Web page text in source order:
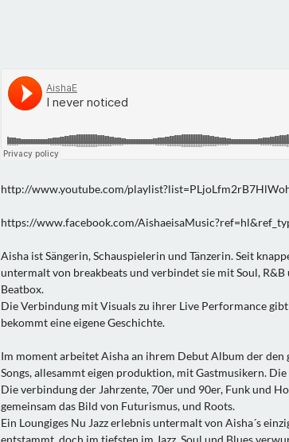
http://www.youtube.com/
https://www.facebook.com/
Aisha ist Sängerin, Schauspielerin und Tänzerin. Seit
untermalt von breakbeats und verbindet sie mit Soul, R&B
Beatbox.
Die Verbindung mit Visuals zu ihrer Live Performance
bekommt eine eigene Geschichte.
Im moment arbeitet Aisha an ihrem Debut Album der
Songs, allesammt eigen produktion, mit Gastmusikern.
Die verbindung der Jahrzente, 70er und 90er, Funk und
gemeinsam das Bild von Futurismus, und Roots.
Ein Loungiges Nu Jazz erlebnis untermalt von Aisha´s
entstammt, doch im tiefsten im Jazz, Soul und Blues